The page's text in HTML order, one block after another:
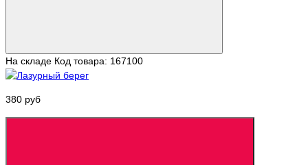
На складе Код товара: 167100
380 руб